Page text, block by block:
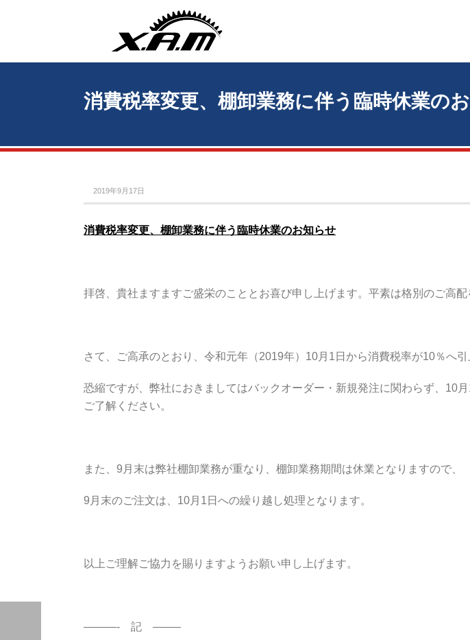
消費税率変更、棚卸業務に伴う臨時休業の
2019年9月17日
消費税率変更、棚卸業務に伴う臨時休業のお知らせ
拝啓、貴社ますますご盛栄のこととお喜び申し上げます。平素は格別のご高配
さて、ご高承のとおり、令和元年（2019年）10月1日から消費税率が10％へ引
恐縮ですが、弊社におきましてはバックオーダー・新規発注に関わらず、10
ご了解ください。
また、9月末は弊社棚卸業務が重なり、棚卸業務期間は休業となりますので、
9月末のご注文は、10月1日への繰り越し処理となります。
以上ご理解ご協力を賜りますようお願い申し上げます。
———- 記 ——–